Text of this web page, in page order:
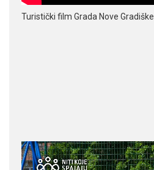
Turistički film Grada Nove Gradiške